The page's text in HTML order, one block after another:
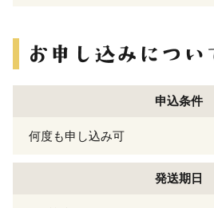
申込条件
何度も申し込み可
発送期日